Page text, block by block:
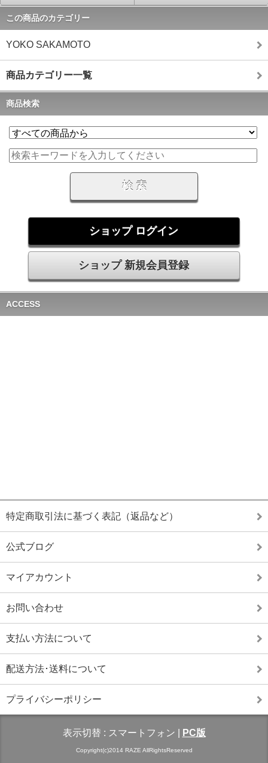
この商品のカテゴリー
YOKO SAKAMOTO
商品カテゴリー一覧
商品検索
ショップ ログイン
ショップ 新規会員登録
ACCESS
特定商取引法に基づく表記（返品など）
公式ブログ
マイアカウント
お問い合わせ
支払い方法について
配送方法･送料について
プライバシーポリシー
表示切替 : スマートフォン PC版
Copyright(c)2014 RAZE AllRightsReserved